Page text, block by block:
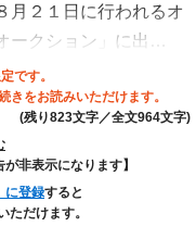
２１日に行われるオ
ークション」に出…
です。
きをお読みいただけます。
(残り823文字／全文964文字)
非表示になります】
に登録すると
ただけます。